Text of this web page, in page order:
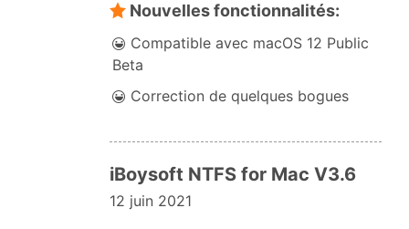
Nouvelles fonctionnalités:
Compatible avec macOS 12 Public
Beta
Correction de quelques bogues
iBoysoft NTFS for Mac V3.6
12 juin 2021